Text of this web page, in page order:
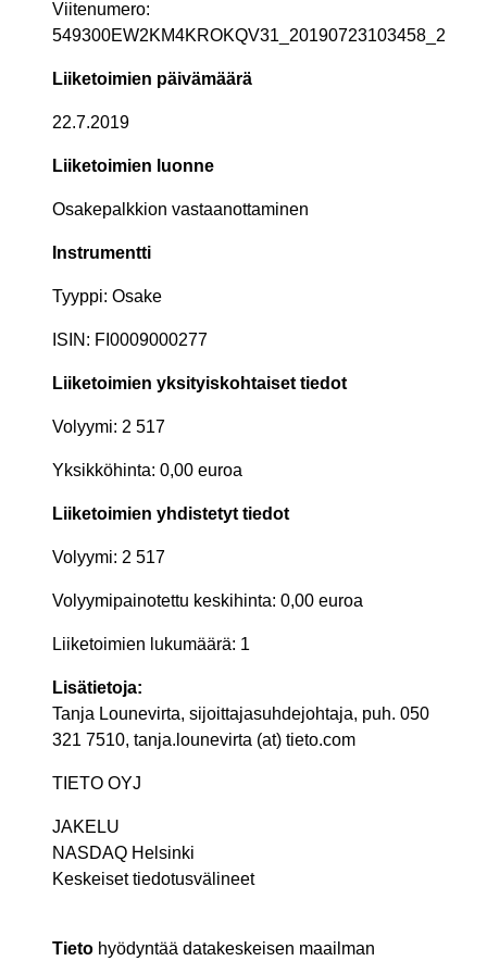
Viitenumero:
549300EW2KM4KROKQV31_20190723103458_2
Liiketoimien päivämäärä
22.7.2019
Liiketoimien luonne
Osakepalkkion vastaanottaminen
Instrumentti
Tyyppi: Osake
ISIN: FI0009000277
Liiketoimien yksityiskohtaiset tiedot
Volyymi: 2 517
Yksikköhinta: 0,00 euroa
Liiketoimien yhdistetyt tiedot
Volyymi: 2 517
Volyymipainotettu keskihinta: 0,00 euroa
Liiketoimien lukumäärä: 1
Lisätietoja:
Tanja Lounevirta, sijoittajasuhdejohtaja, puh. 050
321 7510, tanja.lounevirta (at) tieto.com
TIETO OYJ
JAKELU
NASDAQ Helsinki
Keskeiset tiedotusvälineet
Tieto hyödyntää datakeskeisen maailman